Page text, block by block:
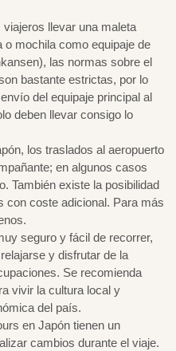
llevar una maleta
o mochila como equipaje de
las normas sobre el
bastante estrictas, por lo
del equipaje principal al
deben llevar consigo lo
los traslados al aeropuerto
en algunos casos
También existe la posibilidad
con coste adicional. Para más
seguro y fácil de recorrer,
y disfrutar de la
Se recomienda
vivir la cultura local y
del país.
en Japón tienen un
cambios durante el viaje.